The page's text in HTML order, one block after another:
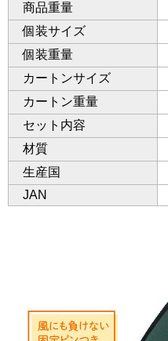
商品重量
個装サイズ
個装重量
カートンサイズ
カートン重量
セット内容
材質
生産国
JAN